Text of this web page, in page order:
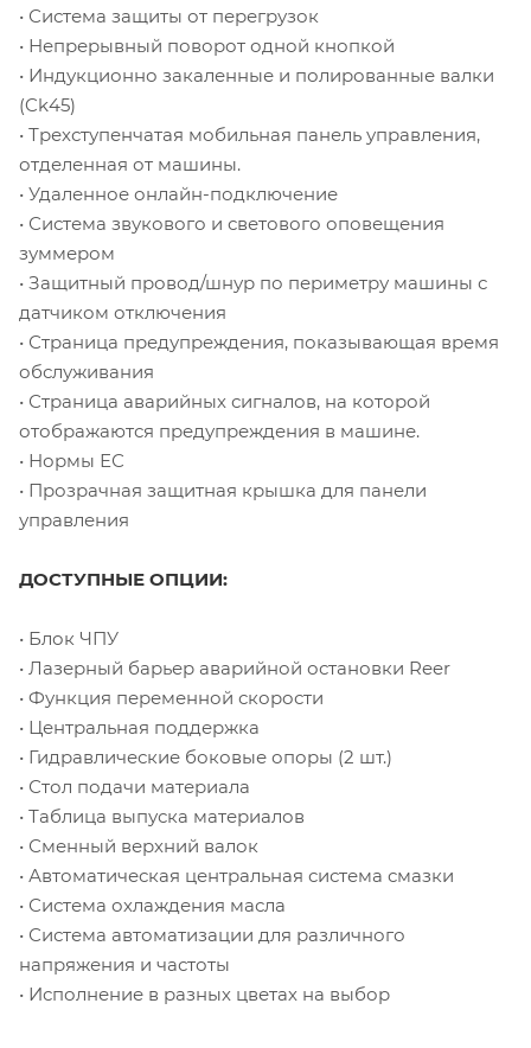
• Система защиты от перегрузок
• Непрерывный поворот одной кнопкой
• Индукционно закаленные и полированные валки
(Ck45)
• Трехступенчатая мобильная панель управления,
отделенная от машины.
• Удаленное онлайн-подключение
• Система звукового и светового оповещения
зуммером
• Защитный провод/шнур по периметру машины с
датчиком отключения
• Страница предупреждения, показывающая время
обслуживания
• Страница аварийных сигналов, на которой
отображаются предупреждения в машине.
• Нормы ЕС
• Прозрачная защитная крышка для панели
управления
ДОСТУПНЫЕ ОПЦИИ:
• Блок ЧПУ
• Лазерный барьер аварийной остановки Reer
• Функция переменной скорости
• Центральная поддержка
• Гидравлические боковые опоры (2 шт.)
• Стол подачи материала
• Таблица выпуска материалов
• Сменный верхний валок
• Автоматическая центральная система смазки
• Система охлаждения масла
• Система автоматизации для различного
напряжения и частоты
• Исполнение в разных цветах на выбор